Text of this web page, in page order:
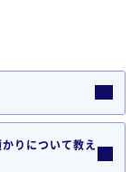
りについて教え